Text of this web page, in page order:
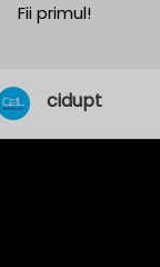
Fii primul!
cidupt